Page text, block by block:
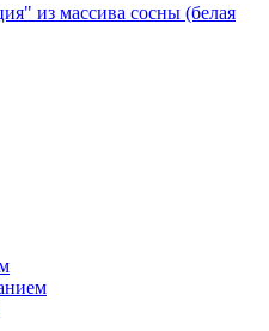
из массива сосны (белая